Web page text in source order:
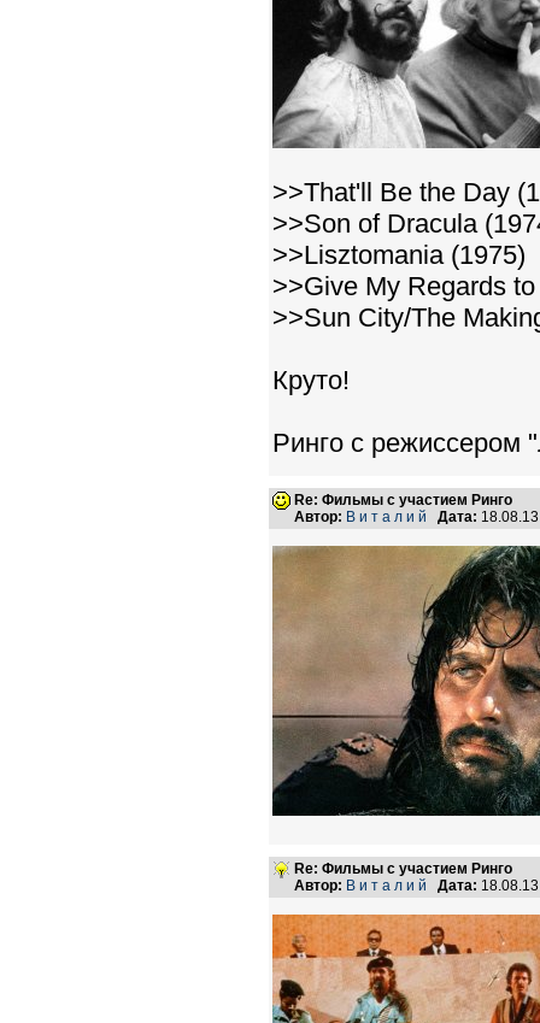
>>That'll Be the Day
>>Son of Dracula
>>Lisztomania (1975)
>>Give My Regards
>>Sun City/The
Круто!
Ринго с режиссером
Re: Фильмы с участием Ринго
Автор: В и т а л и й Дата:
Re: Фильмы с участием Ринго
Автор: В и т а л и й Дата: